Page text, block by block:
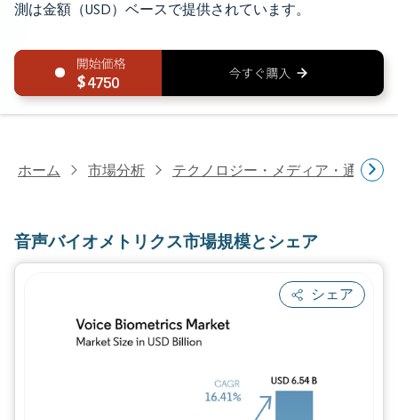
測は金額（USD）ベースで提供されています。
4750
ホーム 市場分析 テクノロジー・メディア・通信研
音声バイオメトリクス市場規模とシェア
シェア